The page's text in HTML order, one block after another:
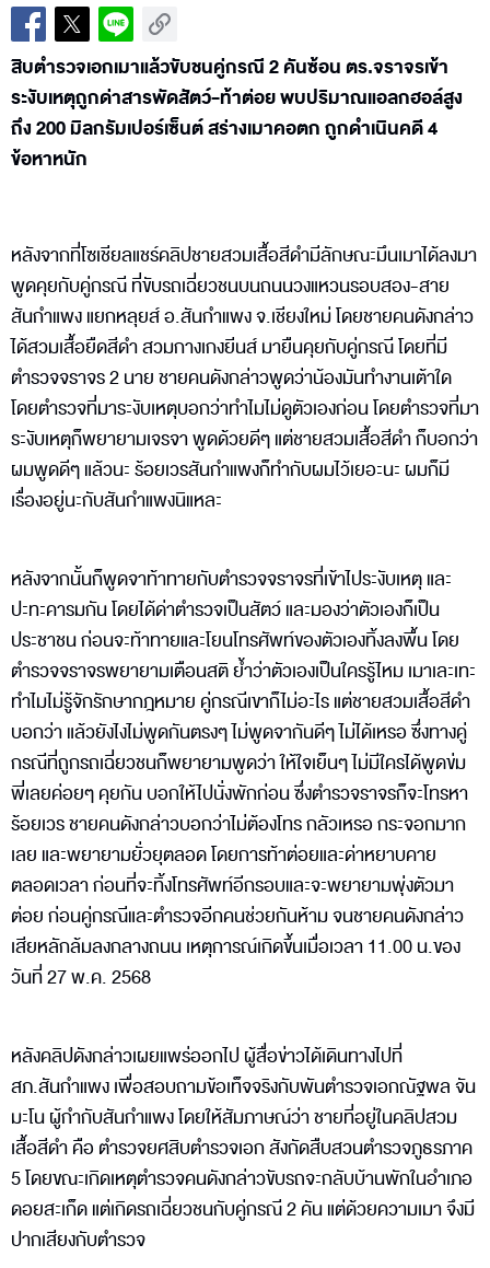
สิบตำรวจเอกเมาแล้วขับชนคู่กรณี 2 คันซ้อน ตร.จราจรเข้า
ระงับเหตุถูกด่าสารพัดสัตว์-ท้าต่อย พบปริมาณแอลกฮอล์สูง
ถึง 200 มิลกรัมเปอร์เซ็นต์ สร่างเมาคอตก ถูกดำเนินคดี 4
ข้อหาหนัก
หลังจากที่โซเชียลแชร์คลิปชายสวมเสื้อสีดำมีลักษณะมึนเมาได้ลงมา
พูดคุยกับคู่กรณี ที่ขับรถเฉี่ยวชนบนถนนวงแหวนรอบสอง-สาย
สันกำแพง แยกหลุยส์ อ.สันกำแพง จ.เชียงใหม่ โดยชายคนดังกล่าว
ได้สวมเสื้อยืดสีดำ สวมกางเกงยีนส์ มายืนคุยกับคู่กรณี โดยที่มี
ตำรวจจราจร 2 นาย ชายคนดังกล่าวพูดว่าน้องมันทำงานเต้าใด
โดยตำรวจที่มาระงับเหตุบอกว่าทำไมไม่ดูตัวเองก่อน โดยตำรวจที่มา
ระงับเหตุก็พยายามเจรจา พูดด้วยดีๆ แต่ชายสวมเสื้อสีดำ ก็บอกว่า
ผมพูดดีๆ แล้วนะ ร้อยเวรสันกำแพงก็ทำกับผมไว้เยอะนะ ผมก็มี
เรื่องอยู่นะกับสันกำแพงนิแหละ
หลังจากนั้นก็พูดจาท้าทายกับตำรวจจราจรที่เข้าไประงับเหตุ และ
ปะทะคารมกัน โดยได้ด่าตำรวจเป็นสัตว์ และมองว่าตัวเองก็เป็น
ประชาชน ก่อนจะท้าทายและโยนโทรศัพท์ของตัวเองทิ้งลงพื้น โดย
ตำรวจจราจรพยายามเตือนสติ ย้ำว่าตัวเองเป็นใครรู้ไหม เมาเละเทะ
ทำไมไม่รู้จักรักษากฎหมาย คู่กรณีเขาก็ไม่อะไร แต่ชายสวมเสื้อสีดำ
บอกว่า แล้วยังไงไม่พูดกันตรงๆ ไม่พูดจากันดีๆ ไม่ได้เหรอ ซึ่งทางคู่
กรณีที่ถูกรถเฉี่ยวชนก็พยายามพูดว่า ให้ใจเย็นๆ ไม่มีใครได้พูดข่ม
พี่เลยค่อยๆ คุยกัน บอกให้ไปนั่งพักก่อน ซึ่งตำรวจราจรก็จะโทรหา
ร้อยเวร ชายคนดังกล่าวบอกว่าไม่ต้องโทร กลัวเหรอ กระจอกมาก
เลย และพยายามยั่วยุตลอด โดยการท้าต่อยและด่าหยาบคาย
ตลอดเวลา ก่อนที่จะทิ้งโทรศัพท์อีกรอบและจะพยายามพุ่งตัวมา
ต่อย ก่อนคู่กรณีและตำรวจอีกคนช่วยกันห้าม จนชายคนดังกล่าว
เสียหลักล้มลงกลางถนน เหตุการณ์เกิดขึ้นเมื่อเวลา 11.00 น.ของ
วันที่ 27 พ.ค. 2568
หลังคลิปดังกล่าวเผยแพร่ออกไป ผู้สื่อข่าวได้เดินทางไปที่
สภ.สันกำแพง เพื่อสอบถามข้อเท็จจริงกับพันตำรวจเอกณัฐพล จัน
มะโน ผู้กำกับสันกำแพง โดยให้สัมภาษณ์ว่า ชายที่อยู่ในคลิปสวม
เสื้อสีดำ คือ ตำรวจยศสิบตำรวจเอก สังกัดสืบสวนตำรวจภูธรภาค
5 โดยขณะเกิดเหตุตำรวจคนดังกล่าวขับรถจะกลับบ้านพักในอำเภอ
ดอยสะเก็ด แต่เกิดรถเฉี่ยวชนกับคู่กรณี 2 คัน แต่ด้วยความเมา จึงมี
ปากเสียงกับตำรวจ